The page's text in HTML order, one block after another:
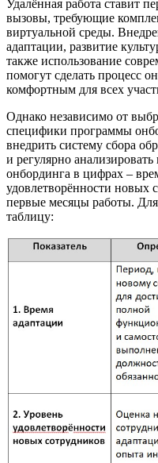
Удалённая работа ставит
вызовы, требующие
виртуальной среды.
адаптации, развитие
также использование
помогут сделать процесс
комфортным для всех
Однако независимо от
специфики программы
внедрить систему сбора
и регулярно
онбординга в цифрах –
удовлетворённости новых
первые месяцы работы.
таблицу: